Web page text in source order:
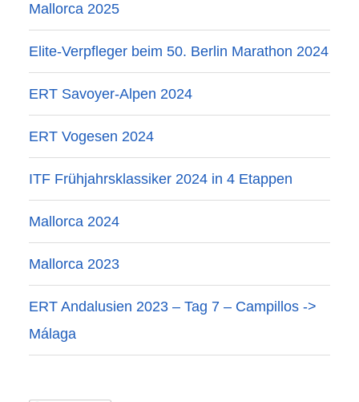
Mallorca 2025
Elite-Verpfleger beim 50. Berlin Marathon 2024
ERT Savoyer-Alpen 2024
ERT Vogesen 2024
ITF Frühjahrsklassiker 2024 in 4 Etappen
Mallorca 2024
Mallorca 2023
ERT Andalusien 2023 – Tag 7 – Campillos ->
Málaga